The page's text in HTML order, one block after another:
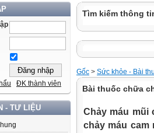
ĐK thành viên
- TƯ LIỆU
Tìm kiếm thông
Gốc > Sức khỏe - Bài
Bài thuốc chữa
Chảy máu mũi
chảy máu cam